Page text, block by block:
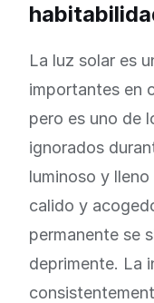
La luz solar es
importantes en
pero es uno de
ignorados
luminoso y
calido y
permanente se
deprimente. La